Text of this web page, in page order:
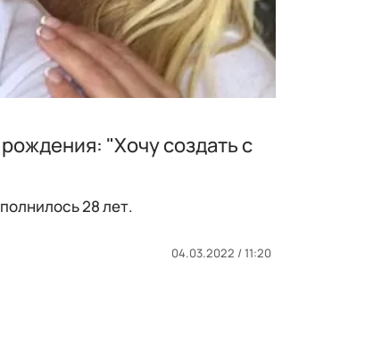
"Хочу создать с
28 лет.
04.03.2022 / 11:20